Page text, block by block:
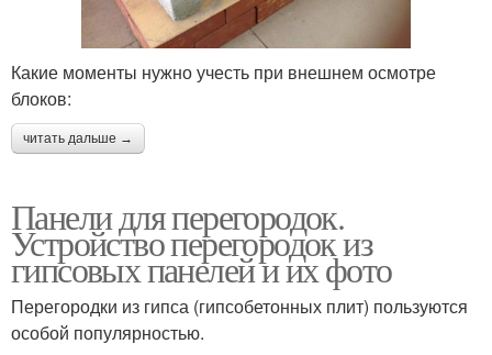
Какие моменты нужно учесть при внешнем осмотре
блоков:
читать дальше →
Панели для перегородок.
Устройство перегородок из
гипсовых панелей и их фото
Перегородки из гипса (гипсобетонных плит) пользуются
особой популярностью.